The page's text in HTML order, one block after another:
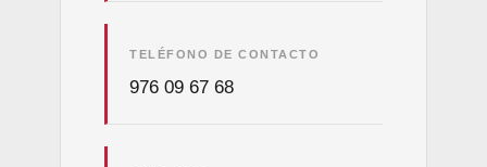
TELÉFONO DE CONTACTO
976 09 67 68